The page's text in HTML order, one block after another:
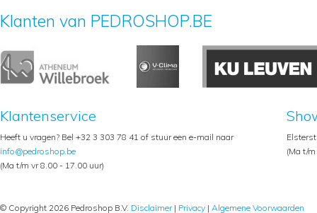
Klanten van PEDROSHOP.BE
Klantenservice
Heeft u vragen? Bel +32 3 303 78 41 of stuur een e-mail naar
info@pedroshop.be
(Ma t/m vr 8.00 - 17.00 uur)
(Ma t/
© Copyright 2026 Pedroshop B.V. Disclaimer| Privacy | Algemene Voorwaarden